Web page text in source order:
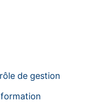
de gestion